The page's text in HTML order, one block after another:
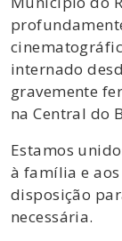
internado
gravemente
na Central do
Estamos
à família e
disposição
necessária.